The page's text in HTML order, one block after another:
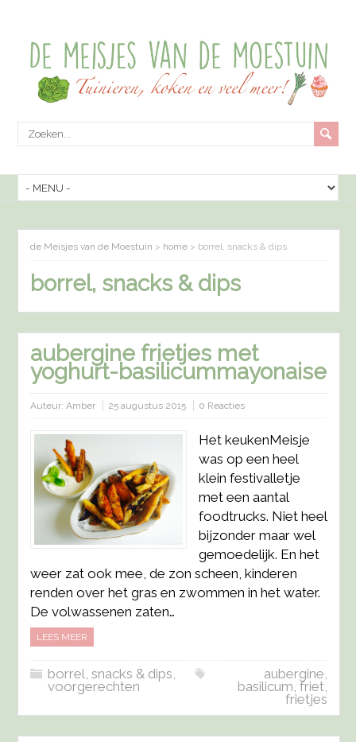
de Meisjes van de Moestuin > home > borrel, snacks & dips
borrel, snacks & dips
aubergine frietjes met
yoghurt-basilicummayonaise
Auteur: Amber 25 augustus 2015 0 Reacties
Het keukenMeisje
was op een heel
klein festivalletje
met een aantal
foodtrucks. Niet heel
bijzonder maar wel
gemoedelijk. En het
weer zat ook mee, de zon scheen, kinderen
renden over het gras en zwommen in het water.
De volwassenen zaten…
LEES MEER
borrel, snacks & dips
voorgerechten
aubergine
basilicum friet
frietjes